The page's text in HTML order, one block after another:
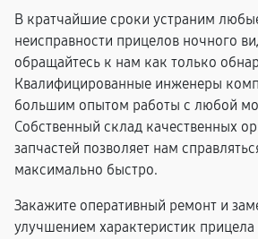
В кратчайшие сроки устраним
неисправности прицелов ночного
обращайтесь к нам как только
Квалифицированные инженеры
большим опытом работы с любой
Собственный склад качественных
запчастей позволяет нам
максимально быстро.
Закажите оперативный ремонт и
улучшением характеристик